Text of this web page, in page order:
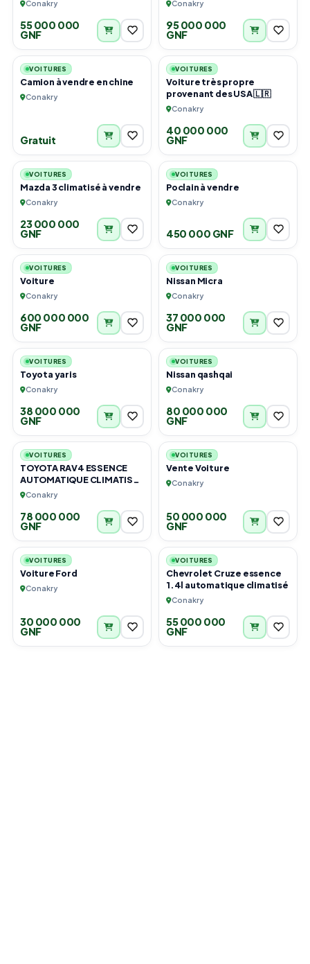
Conakry
55 000 000
GNF
Conakry
95 000 000
GNF
2
VOITURES
Camion à vendre en chine
Conakry
Gratuit
6
VOITURES
Voiture très propre
provenant des USA 🇱🇷
Conakry
40 000 000
GNF
4
VOITURES
Mazda 3 climatisé à vendre
Conakry
23 000 000
GNF
5
VOITURES
Poclain à vendre
Conakry
450 000 GNF
6
VOITURES
Voiture
Conakry
600 000 000
GNF
3
VOITURES
Nissan Micra
Conakry
37 000 000
GNF
4
VOITURES
Toyota yaris
Conakry
38 000 000
GNF
4
VOITURES
Nissan qashqai
Conakry
80 000 000
GNF
6
VOITURES
TOYOTA RAV4 ESSENCE
AUTOMATIQUE CLIMATISÉE
OCCASION GUINÉENNE EN
Conakry
78 000 000
GNF
6
VOITURES
Vente Voiture
Conakry
50 000 000
GNF
5
VOITURES
Voiture Ford
Conakry
30 000 000
GNF
6
VOITURES
Chevrolet Cruze essence
1.4l automatique climatisé
Conakry
55 000 000
GNF